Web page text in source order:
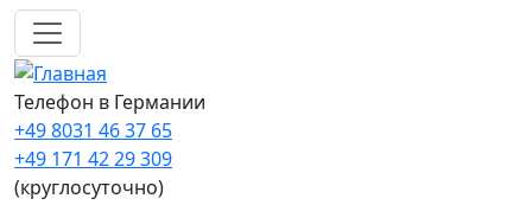
Перейти к основному содержанию
Телефон в Германии
+49 8031 46 37 65
+49 171 42 29 309
(круглосуточно)